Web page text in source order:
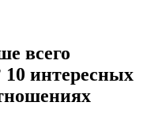
всего
интересных